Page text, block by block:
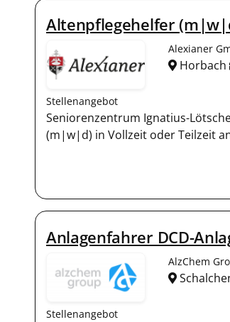
Altenpflegehelfer
Alexianer
Horbach
Stellenangebot
Seniorenzentrum Ignatius-
(m|w|d) in Vollzeit oder Teilzeit
Anlagenfahrer DCD-
AlzChem
Stellenangebot